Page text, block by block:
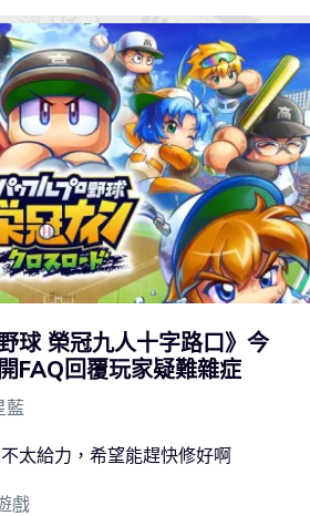
球 榮冠九人十字路口》今
FAQ回覆玩家疑難雜症
藍
太給力，希望能趕快修好啊
戲